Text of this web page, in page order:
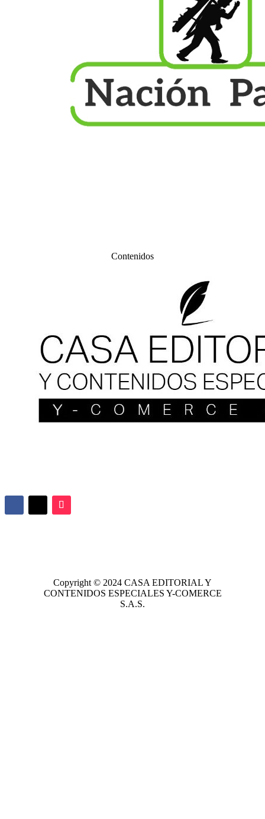
Contenidos
Copyright © 2024 CASA EDITORIALY
CONTENIDOS ESPECIALES Y-COMERCE
S.A.S.